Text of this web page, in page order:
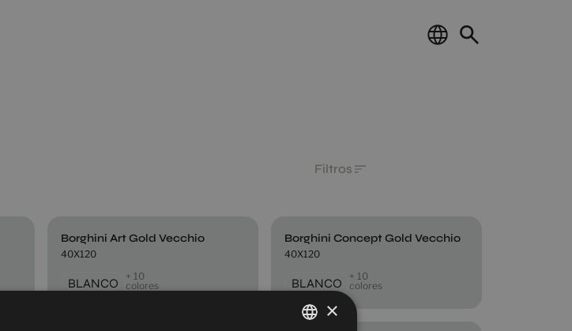
Filtros
Borghini Art Gold Vecchio
40X120
BLANCO
+ 10
colores
Borghini Concept Gold Vecchio
40X120
BLANCO
+ 10
colores
×